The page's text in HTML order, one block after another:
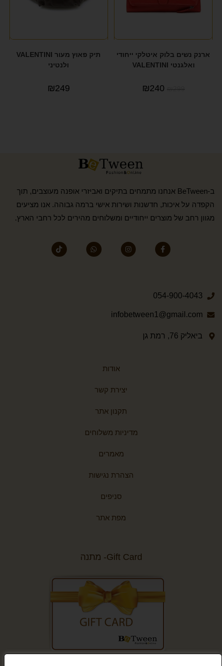
ארנק נשים בלוק איטלקי ייחודי
ואלגנטי VALENTINI
₪299
₪240
תיק פאוץ מעור VALENTINI
ולנטיני
₪249
ב-BeTween אנחנו מתמחים בתיקים ואביזרי אופנה מעוצבים, תוך
הקפדה על איכות, חדשנות ושירות אישי ברמה גבוהה. אנו מציעים
מגוון רחב של מוצרים ייחודיים ומשלוחים מהירים לכל רחבי הארץ.
054-900-4043
infobetween1@gmail.com
ביאליק 76, רמת גן
אודות
יצירת קשר
תקנון אתר
מדיניות משלוחים
מאמרים
הצהרת נגישות
סניפים
מפת אתר
Gift Card- מתנה